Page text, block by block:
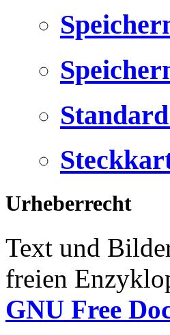
Urheberrecht
Text und
freien
GNU Free